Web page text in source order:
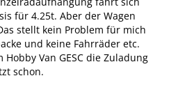
für 4.25t. Aber der Wagen
stellt kein Problem für mich
und keine Fahrräder etc.
Van GESC die Zuladung
schon.